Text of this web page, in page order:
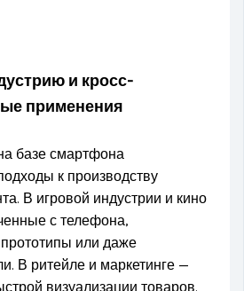
и кросс-
применения
базе смартфона
к производству
В игровой индустрии и кино
с телефона,
прототипы или даже
В ритейле и маркетинге —
визуализации товаров.